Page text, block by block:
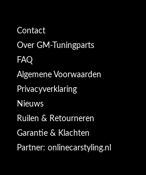
Contact
Over GM-Tuningparts
FAQ
Algemene Voorwaarden
Privacyverklaring
Nieuws
Ruilen & Retourneren
Garantie & Klachten
Partner: onlinecarstyling.nl